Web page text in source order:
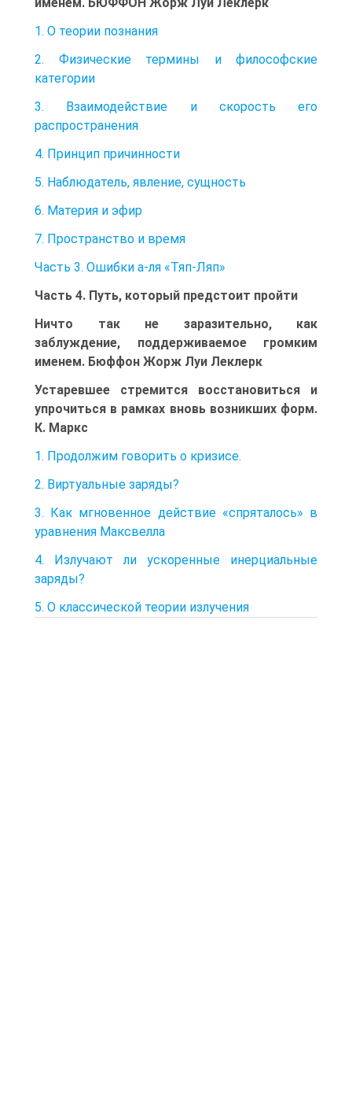
1. О теории познания
2. Физические термины и философские
категории
3. Взаимодействие и скорость его
распространения
4. Принцип причинности
5. Наблюдатель, явление, сущность
6. Материя и эфир
7. Пространство и время
Часть 3. Ошибки а-ля «Тяп-Ляп»
Часть 4. Путь, который предстоит пройти
Ничто так не заразительно, как
заблуждение, поддерживаемое громким
именем. Бюффон Жорж Луи Леклерк
Устаревшее стремится восстановиться и
упрочиться в рамках вновь возникших форм.
К. Маркс
1. Продолжим говорить о кризисе.
2. Виртуальные заряды?
3. Как мгновенное действие «спряталось» в
уравнения Максвелла
4. Излучают ли ускоренные инерциальные
заряды?
5. О классической теории излучения